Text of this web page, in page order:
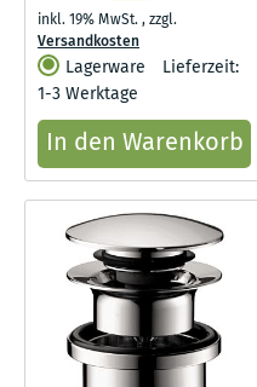
inkl. 19% MwSt.,zzgl.
Versandkosten
Lagerware
Lieferzeit:
1-3 Werktage
In den Warenkorb